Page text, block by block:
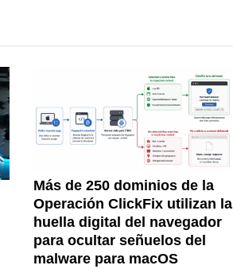
Más de 250 dominios de la
Operación ClickFix utilizan la
huella digital del navegador
para ocultar señuelos del
malware para macOS